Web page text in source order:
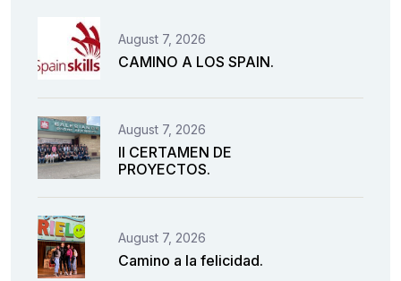
August 7, 2026
CAMINO A LOS SPAIN.
August 7, 2026
II CERTAMEN DE
PROYECTOS.
August 7, 2026
Camino a la felicidad.